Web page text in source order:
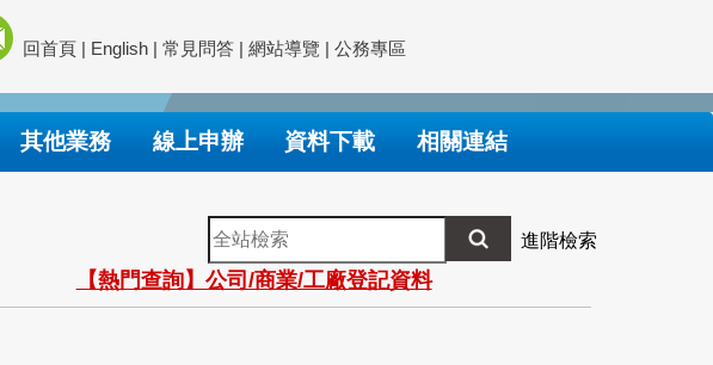
回首頁 | English | 常見問答 | 網站導覽 | 公務專區
其他業務 線上申辦 資料下載 相關連結
全
站
檢
索
進階檢索
【熱門查詢】公司/商業/工廠登記資料